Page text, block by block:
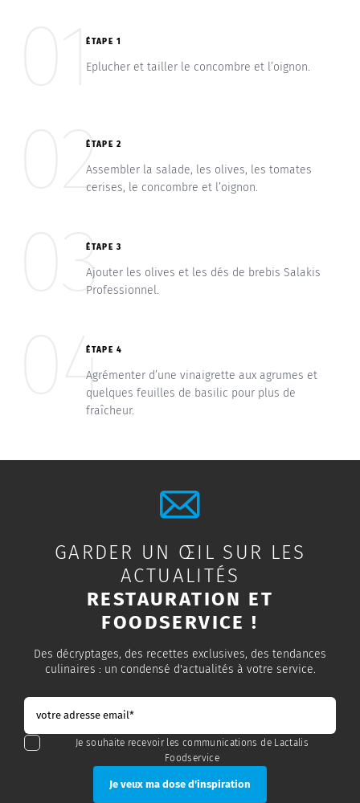
01ÉTAPE 1
Eplucher et tailler le concombre et l’oignon.
02ÉTAPE 2
Assembler la salade, les olives, les tomates
cerises, le concombre et l’oignon.
03ÉTAPE 3
Ajouter les olives et les dés de brebis Salakis
Professionnel.
04ÉTAPE 4
Agrémenter d’une vinaigrette aux agrumes et
quelques feuilles de basilic pour plus de
fraîcheur.
GARDER UN ŒIL SUR LES
ACTUALITÉS
RESTAURATION ET
FOODSERVICE !
Des décryptages, des recettes exclusives, des tendances
culinaires : un condensé d'actualités à votre service.
Je souhaite recevoir les communications de Lactalis
Foodservice